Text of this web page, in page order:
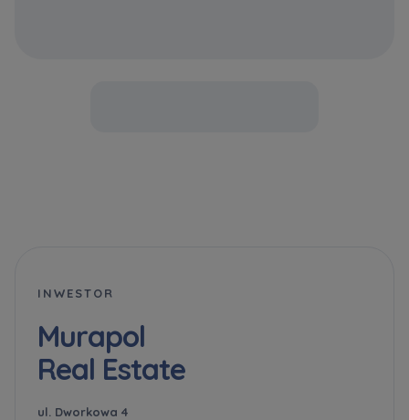
INWESTOR
Murapol
Real Estate
ul. Dworkowa 4